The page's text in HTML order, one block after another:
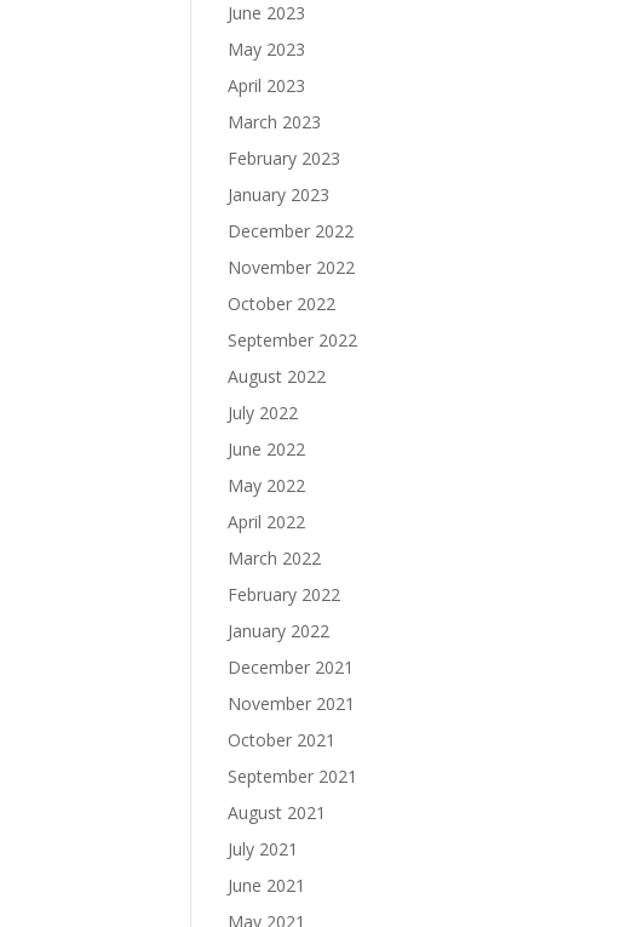
June 2023
May 2023
April 2023
March 2023
February 2023
January 2023
December 2022
November 2022
October 2022
September 2022
August 2022
July 2022
June 2022
May 2022
April 2022
March 2022
February 2022
January 2022
December 2021
November 2021
October 2021
September 2021
August 2021
July 2021
June 2021
May 2021